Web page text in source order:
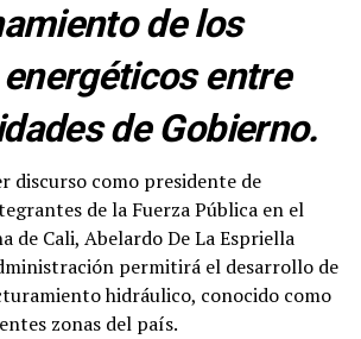
de los
entre
de Gobierno.
discurso como presidente de
de la Fuerza Pública en el
de Cali, Abelardo De La Espriella
permitirá el desarrollo de
hidráulico, conocido como
zonas del país.